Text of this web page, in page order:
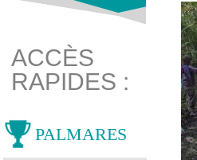
ACCÈS
RAPIDES :
PALMARES